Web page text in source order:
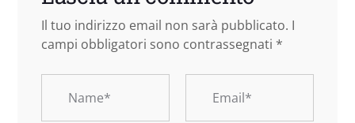
Il tuo indirizzo email non sarà pubblicato. I
campi obbligatori sono contrassegnati *